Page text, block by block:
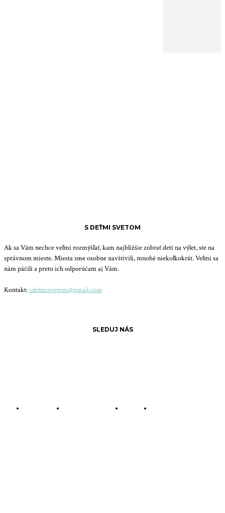
S DEŤMI SVETOM
Ak sa Vám nechce veľmi rozmýšľať, kam najbližšie zobrať deti na výlet, ste na
správnom mieste. Miesta sme osobne navštívili, mnohé niekoľkokrát. Veľmi sa
nám páčili a preto ich odporúčam aj Vám.
Kontakt:sdetmisvetom@gmail.com
SLEDUJ NÁS